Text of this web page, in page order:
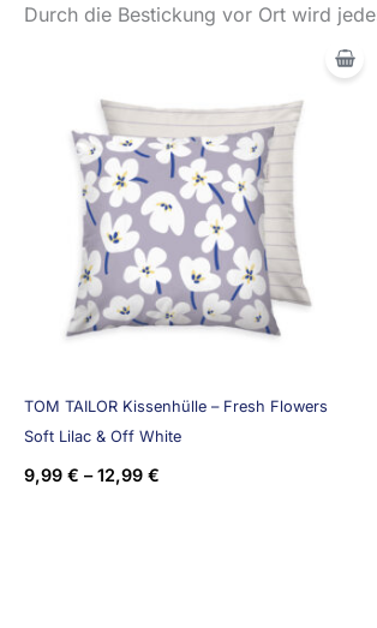
Durch die Bestickung vor Ort wird
TOM TAILOR Kissenhülle – Fresh Flowers
Soft Lilac & Off White
9,99 € –12,99 €